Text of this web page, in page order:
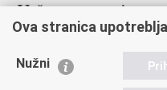
Važne poveznice
Ministarstvo unutarnjih
Udruge
Ova stranica
Nužni